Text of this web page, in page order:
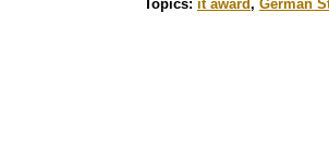
Topics: it award, German